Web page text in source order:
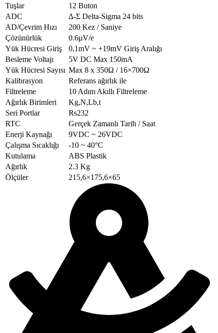
Tuşlar
12 Buton
ADC
∆-Σ Delta-Sigma 24 bits
AD/Çevrim Hızı
200 Kez / Saniye
Çözünürlük
0.6µV/e
Yük Hücresi Giriş
0,1mV ~ +19mV Giriş Aralığı
Besleme Voltajı
5V DC Max 150mA
Yük Hücresi Sayısı Max 8 x 350Ω / 16×700Ω
Kalibrasyon
Referans ağırlık ile
Filtreleme
10 Adım Akıllı Filtreleme
Ağırlık Birimleri
Kg,N,Lb,t
Seri Portlar
Rs232
RTC
Gerçek Zamanlı Tarih / Saat
Enerji Kaynağı
9VDC ~ 26VDC
Çalışma Sıcaklığı
-10 ~ 40°C
Kutulama
ABS Plastik
Ağırlık
2.3 Kg
Ölçüler
215,6×175,6×65